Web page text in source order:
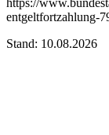
https://
entgeltfortzahlung-
Stand: 10.08.2026